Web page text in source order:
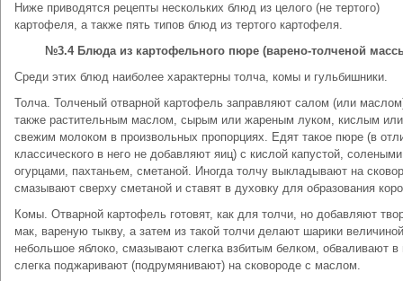
Ниже приводятся рецепты нескольких блюд из целого (не тертого)
картофеля, а также пять типов блюд из тертого картофеля.
№3.4 Блюда из картофельного пюре (варено-толченой
Среди этих блюд наиболее характерны толча, комы и гульбишники.
Толча. Толченый отварной картофель заправляют салом (или
также растительным маслом, сырым или жареным луком, кислым или
свежим молоком в произвольных пропорциях. Едят такое пюре (в
классического в него не добавляют яиц) с кислой капустой, солеными
огурцами, пахтаньем, сметаной. Иногда толчу выкладывают на
смазывают сверху сметаной и ставят в духовку для образования
Комы. Отварной картофель готовят, как для толчи, но добавляют
мак, вареную тыкву, а затем из такой толчи делают шарики
небольшое яблоко, смазывают слегка взбитым белком, обваливают в
слегка поджаривают (подрумянивают) на сковороде с маслом.